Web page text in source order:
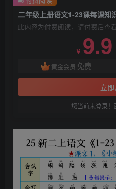
二年级上册语文1-23课每课知
此内容为付费阅读，请付费后查
￥ 9.9
黄金会员 免费
立
您当前未登录